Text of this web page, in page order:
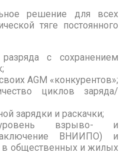
решение для всех
тяге постоянного
с сохранением
AGM «конкурентов»;
циклов заряда/
зарядки и раскачки;
взрыво- и
ВНИИПО) и
в общественных и жилых